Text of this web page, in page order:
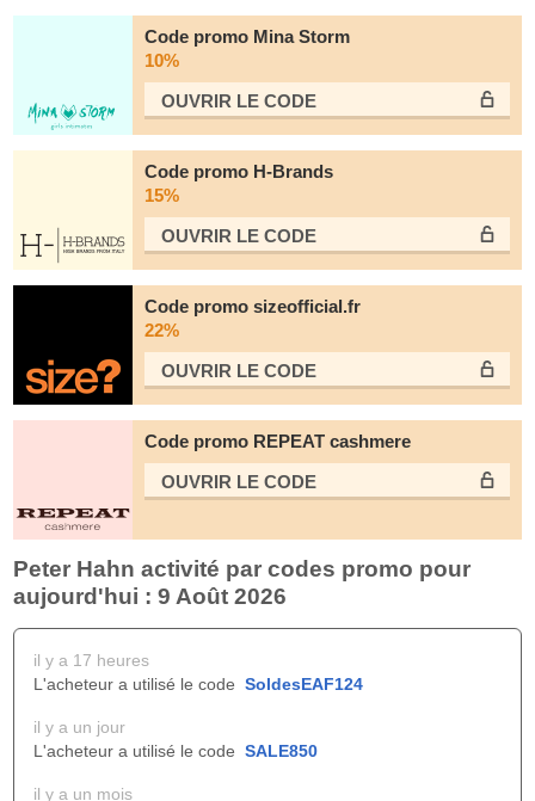
Code promo Mina Storm
10%
OUVRIR LE СODE
Code promo H-Brands
15%
OUVRIR LE СODE
Code promo sizeofficial.fr
22%
OUVRIR LE СODE
Code promo REPEAT cashmere
OUVRIR LE СODE
Peter Hahn activité par codes promo pour
aujourd'hui : 9 Août 2026
il y a 17 heures
L'acheteur a utilisé le code SoldesEAF124
il y a un jour
L'acheteur a utilisé le code SALE850
il y a un mois